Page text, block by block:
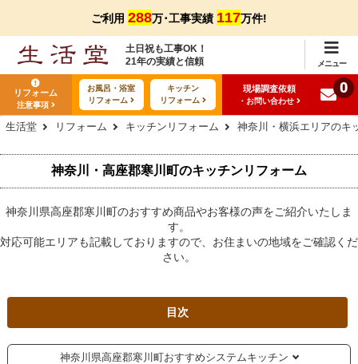
ご利用 288万･工事実績 117万件!
土日祝も工事OK！
21年の実績と信頼
メニュー
リフォーム
注意事項
お風呂・浴室
リフォーム
キッチン
リフォーム
現場調査依頼
・お問い合わせ
0
生活堂 リフォーム キッチンリフォーム 神奈川・横浜エリアのキ
神奈川・高座郡寒川町のキッチンリフォーム
神奈川県高座郡寒川町のおすすめ商品やお客様の声をご紹介いたしま
す。
対応可能エリアも記載しておりますので、お住まいの地域をご確認くだ
さい。
目次
神奈川県高座郡寒川町おすすめシステムキッチン